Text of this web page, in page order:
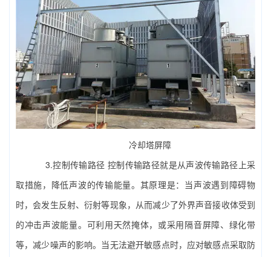
冷却塔屏障
3.控制传输路径 控制传输路径就是从声波传输路径上采
取措施，降低声波的传输能量。其原理是：当声波遇到障碍物
时，会发生反射、衍射等现象，从而减少了外界声音接收体受到
的冲击声波能量。可利用天然掩体，或采用隔音屏障、绿化带
等，减少噪声的影响。当无法避开敏感点时，应对敏感点采取防